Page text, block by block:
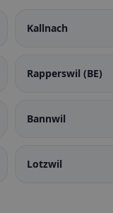
Kallnach
Rapperswil (BE)
Bannwil
Lotzwil